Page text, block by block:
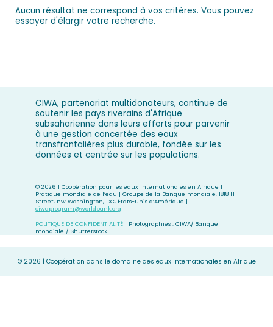
Aucun résultat ne correspond à vos critères. Vous pouvez
essayer d'élargir votre recherche.
CIWA, partenariat multidonateurs, continue de
soutenir les pays riverains d'Afrique
subsaharienne dans leurs efforts pour parvenir
à une gestion concertée des eaux
transfrontalières plus durable, fondée sur les
données et centrée sur les populations.
©2026 | Coopération pour les eaux internationales en Afrique |
Pratique mondiale de l’eau | Groupe de la Banque mondiale, 1818 H
Street, nw Washington, DC, États-Unis d’Amérique |
ciwaprogram@worldbank.org
POLITIQUE DE CONFIDENTIALITÉ | Photographies : CIWA/ Banque
mondiale / Shutterstock-
© 2026 | Coopération dans le domaine des eaux internationales en Afrique